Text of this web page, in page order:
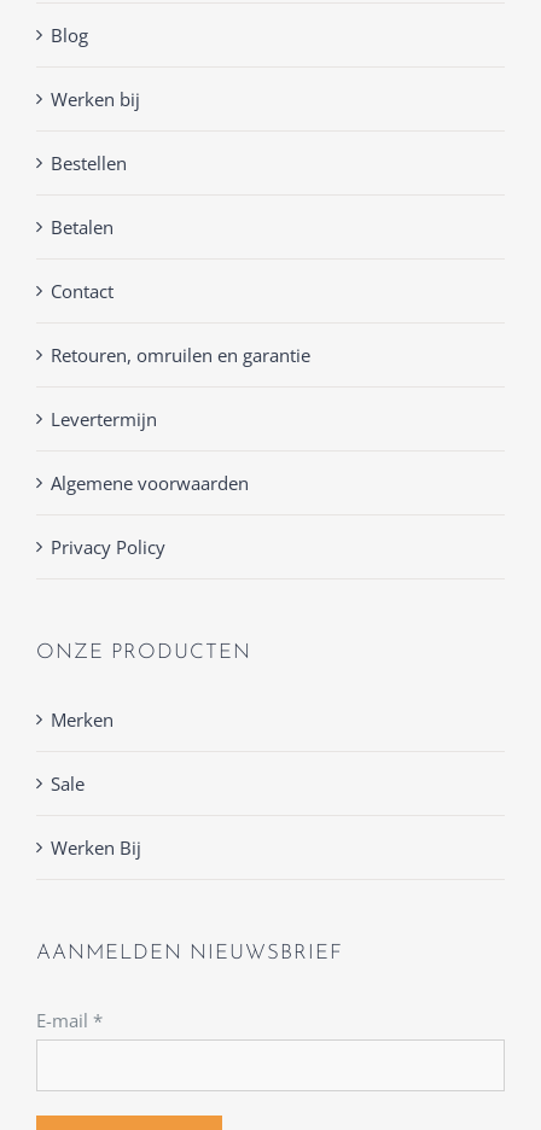
Blog
Werken bij
Bestellen
Betalen
Contact
Retouren, omruilen en garantie
Levertermijn
Algemene voorwaarden
Privacy Policy
ONZE PRODUCTEN
Merken
Sale
Werken Bij
AANMELDEN NIEUWSBRIEF
E-mail *